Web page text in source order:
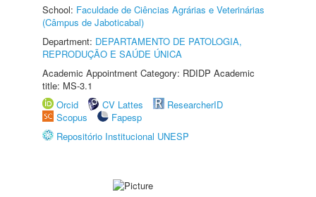
School: Faculdade de Ciências Agrárias e Veterinárias
(Câmpus de Jaboticabal)
Department: DEPARTAMENTO DE PATOLOGIA,
REPRODUÇÃO E SAÚDE ÚNICA
Academic Appointment Category: RDIDP Academic
title: MS-3.1
Orcid
CV Lattes
ResearcherID
Scopus
Fapesp
Repositório Institucional UNESP